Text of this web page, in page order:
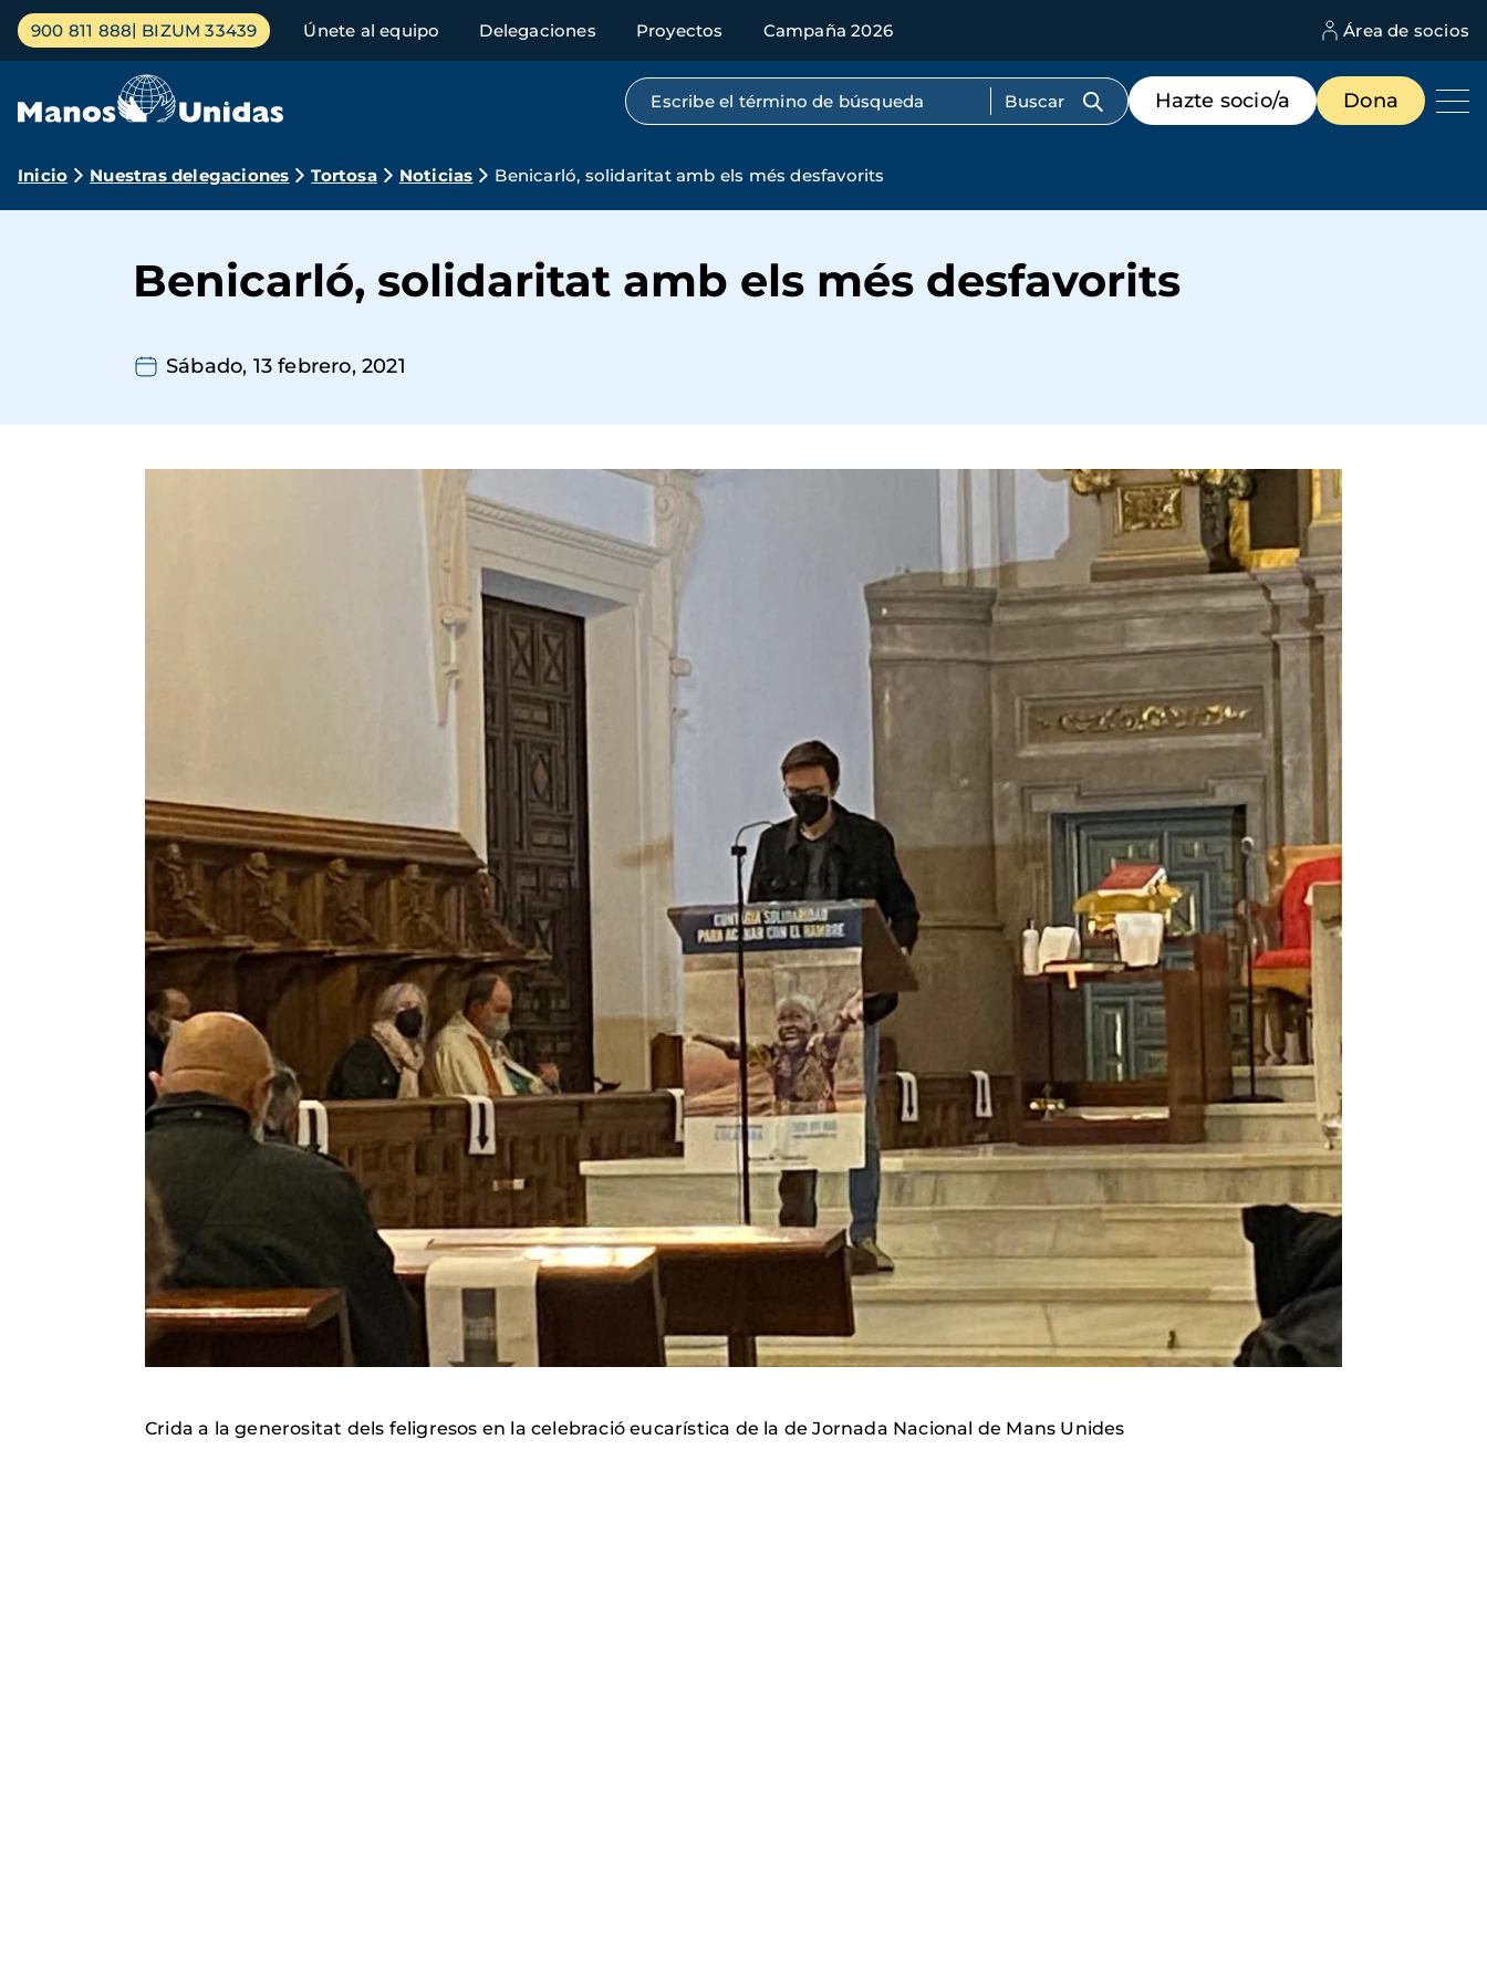
Pasar
contenido
Menú
principal
900 811 888 BIZUM 33439 Únete al equipo Delegaciones Proyectos Campaña 2026 Área de socios
Búsqueda por texto completo
Menú
de
destacados
Hazte socio/a Dona
Ruta
navegación
Inicio Nuestras delegaciones Tortosa Noticias Benicarló, solidaritat amb els més desfavorits
Benicarló, solidaritat amb els més desfavorits
Sábado, 13 febrero, 2021
Crida a la generositat dels feligresos en la celebració eucarística de la de Jornada Nacional de Mans Unides